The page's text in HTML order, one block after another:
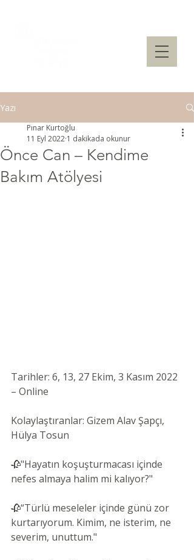
Yazı
Önce Can – Kendime
Bakım Atölyesi
Pınar Kurtoğlu
11 Eyl 2022 1 dakikada okunur
Tarihler: 6, 13, 27 Ekim, 3 Kasım 2022
– Online
Kolaylaştıranlar: Gizem Alav Şapçı,
Hülya Tosun
🥀"Hayatın koşuşturmacası içinde
nefes almaya halim mi kalıyor?"
🥀“Türlü meseleler içinde günü zor
kurtarıyorum. Kimim, ne isterim, ne
severim, unuttum."